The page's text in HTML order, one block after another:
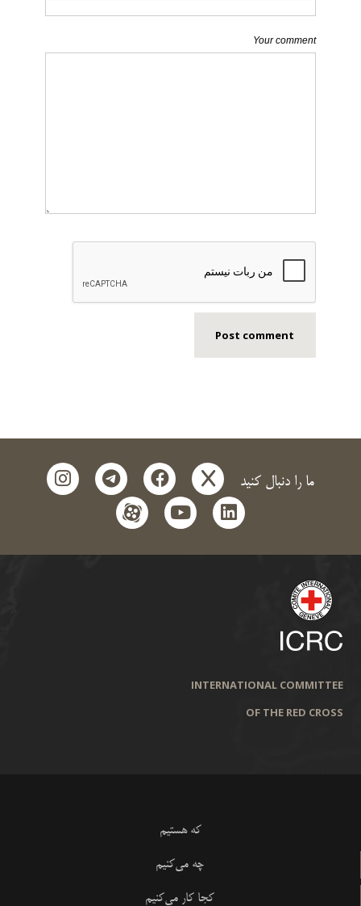
Your comment
ما را دنبال کنید x
facebook
telegram
instagram
linkedin
youtube
aparat
INTERNATIONAL COMMITTEE
OF THE RED CROSS
که هستیم
چه می‌کنیم
کجا کار می‌کنیم